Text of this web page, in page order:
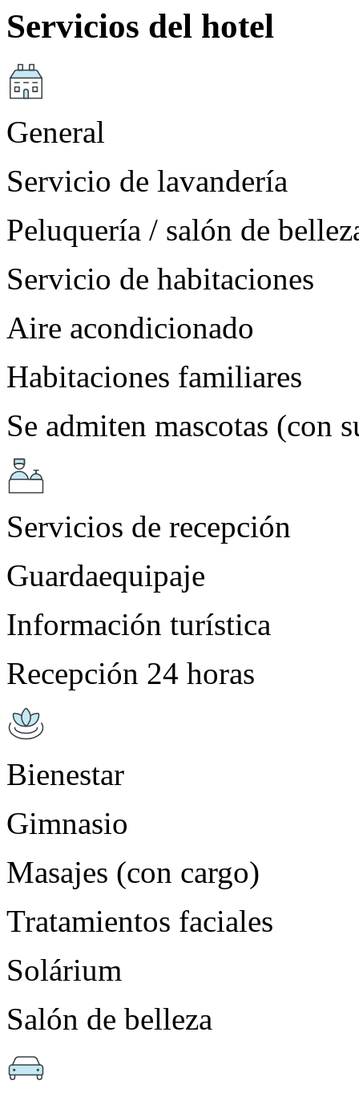
Servicios del hotel
General
Servicio de lavandería
Peluquería / salón de
Servicio de habitaciones
Aire acondicionado
Habitaciones familiares
Se admiten mascotas (con
Servicios de recepción
Guardaequipaje
Información turística
Recepción 24 horas
Bienestar
Gimnasio
Masajes (con cargo)
Tratamientos faciales
Solárium
Salón de belleza